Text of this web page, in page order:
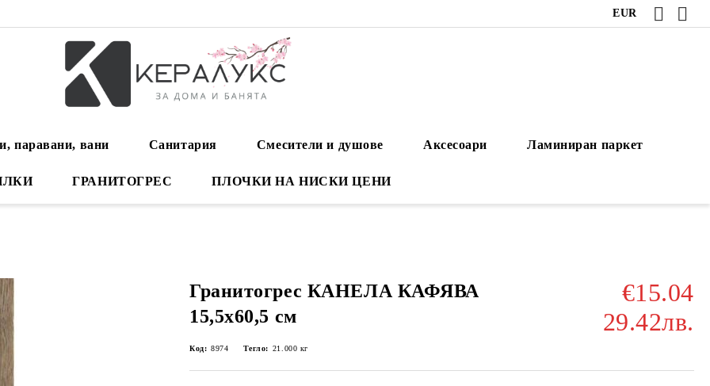
EUR
паравани, вани Санитария Смесители и душове Аксесоари Ламиниран паркет
ГРАНИТОГРЕС ПЛОЧКИ НА НИСКИ ЦЕНИ
Гранитогрес КАНЕЛА КАФЯВА
15,5x60,5 см
€15.04
29.42лв.
Код: 8974 Тегло: 21.000 кг